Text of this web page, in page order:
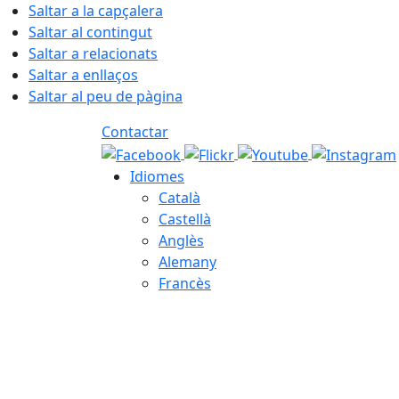
Saltar a la capçalera
Saltar al contingut
Saltar a relacionats
Saltar a enllaços
Saltar al peu de pàgina
Contactar
Idiomes
Català
Castellà
Anglès
Alemany
Francès